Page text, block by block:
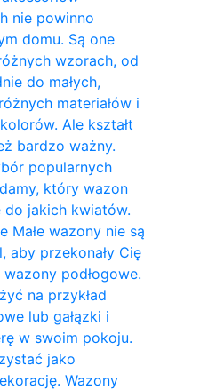
nie powinno
domu. Są one
wzorach, od
do małych,
materiałów i
Ale kształt
bardzo ważny.
popularnych
który wazon
do jakich kwiatów.
Małe wazony nie są
aby przekonały Cię
podłogowe.
na przykład
lub gałązki i
w swoim pokoju.
jako
Wazony